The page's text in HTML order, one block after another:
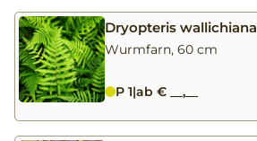
Dryopteris wallichiana
Wurmfarn, 60 cm
P 1|ab € __,__